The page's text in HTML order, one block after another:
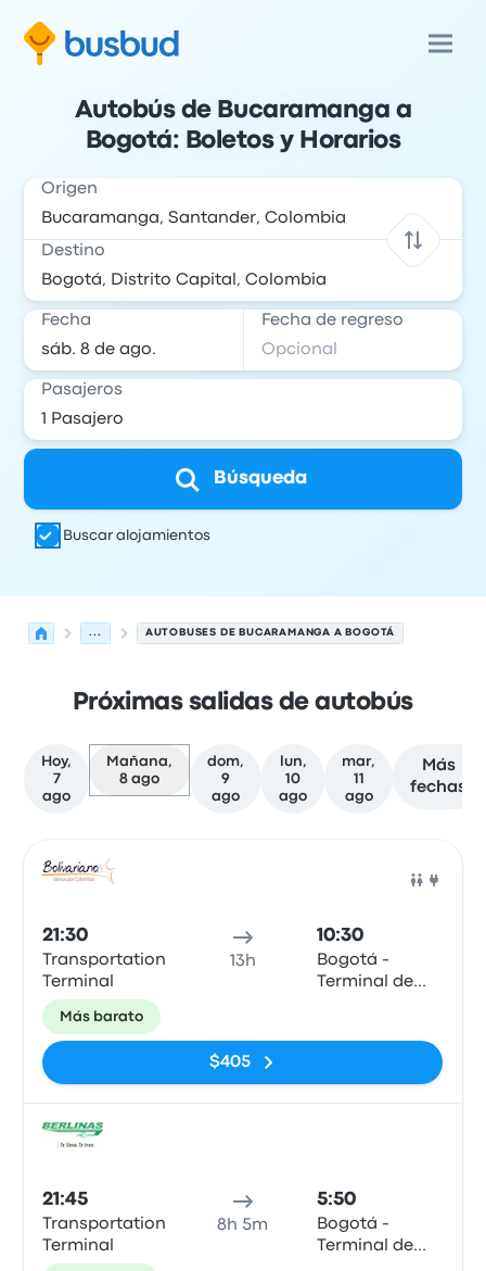
Autobús de Bucaramanga a
Bogotá: Boletos y Horarios
Origen
Destino
Fecha Fecha de regreso
Pasajeros
Búsqueda
Buscar alojamientos
... AUTOBUSES DE BUCARAMANGA A BOGOTÁ
Próximas salidas de autobús
Hoy,
7
ago
Mañana,
8 ago
dom,
9
ago
lun,
10
ago
mar,
11
ago
Más
fechas
21:30
Transportation
Terminal
13h
10:30
Bogotá -
Terminal de
Más barato
$405
21:45
Transportation
Terminal
8h 5m
5:50
Bogotá -
Terminal de